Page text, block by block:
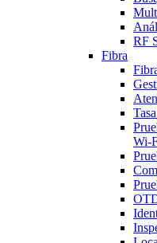
RF
Fibra
Wi-